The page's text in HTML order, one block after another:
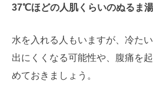
37℃ほどの人肌くらいのぬるま
水を入れる人もいますが、冷た
出にくくなる可能性や、腹痛を
めておきましょう。